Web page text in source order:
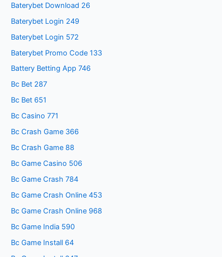
Baterybet Download 26
Baterybet Login 249
Baterybet Login 572
Baterybet Promo Code 133
Battery Betting App 746
Bc Bet 287
Bc Bet 651
Bc Casino 771
Bc Crash Game 366
Bc Crash Game 88
Bc Game Casino 506
Bc Game Crash 784
Bc Game Crash Online 453
Bc Game Crash Online 968
Bc Game India 590
Bc Game Install 64